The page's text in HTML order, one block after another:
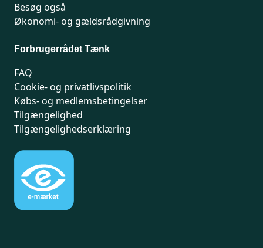
Besøg også
Økonomi- og gældsrådgivning
Forbrugerrådet Tænk
FAQ
Cookie- og privatlivspolitik
Købs- og medlemsbetingelser
Tilgængelighed
Tilgængelighedserklæring